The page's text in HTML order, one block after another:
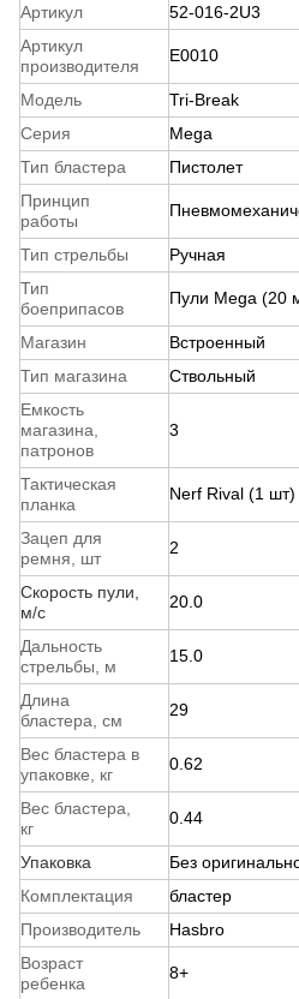
Артикул
52-016-2U3
Артикул
производителя
E0010
Модель
Tri-Break
Серия
Mega
Тип бластера
Пистолет
Принцип
работы
Тип стрельбы
Ручная
Тип
боеприпасов
Пули Mega (20
Магазин
Встроенный
Тип магазина
Ствольный
Емкость
магазина,
патронов
3
Тактическая
планка
Nerf Rival (1 шт)
Зацеп для
ремня, шт
2
Скорость пули,
м/с
20.0
Дальность
стрельбы, м
15.0
Длина
бластера, см
29
Вес бластера в
упаковке, кг
0.62
Вес бластера,
кг
0.44
Упаковка
Без
Комплектация
бластер
Производитель
Hasbro
Возраст
ребенка
8+